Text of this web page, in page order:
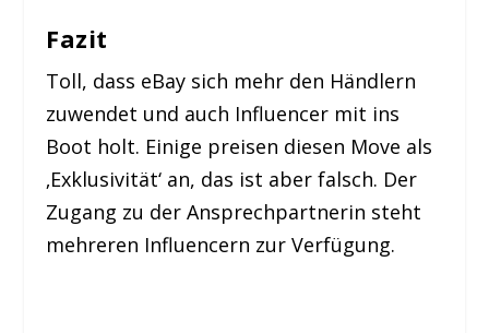
Fazit
Toll, dass eBay sich mehr den Händlern
zuwendet und auch Influencer mit ins
Boot holt. Einige preisen diesen Move als
‚Exklusivität‘ an, das ist aber falsch. Der
Zugang zu der Ansprechpartnerin steht
mehreren Influencern zur Verfügung.